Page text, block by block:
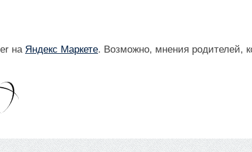
на Яндекс Маркете. Возможно, мнения родителей,